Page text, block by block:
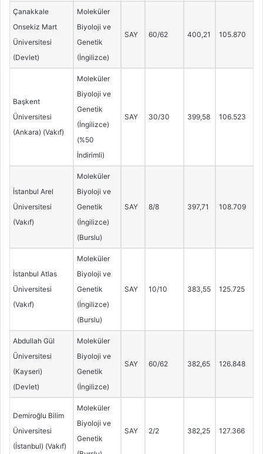
Çanakkale
Onsekiz Mart
Üniversitesi
(Devlet)
Moleküler
Biyoloji ve
Genetik
(İngilizce)
SAY 60/62 400,21 105.870
Başkent
Üniversitesi
(Ankara) (Vakıf)
Moleküler
Biyoloji ve
Genetik
(İngilizce)
(%50
İndirimli)
SAY 30/30 399,58 106.523
İstanbul Arel
Üniversitesi
(Vakıf)
Moleküler
Biyoloji ve
Genetik
(İngilizce)
(Burslu)
SAY 8/8 397,71 108.709
İstanbul Atlas
Üniversitesi
(Vakıf)
Moleküler
Biyoloji ve
Genetik
(İngilizce)
(Burslu)
SAY 10/10 383,55 125.725
Abdullah Gül
Üniversitesi
(Kayseri)
(Devlet)
Moleküler
Biyoloji ve
Genetik
(İngilizce)
SAY 60/62 382,65 126.848
Demiroğlu Bilim
Üniversitesi
(İstanbul) (Vakıf)
Moleküler
Biyoloji ve
Genetik
SAY 2/2 382,25 127.366